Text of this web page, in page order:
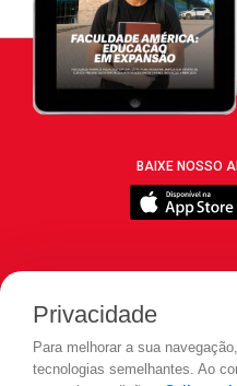
BAIXE NOSSO
Privacidade
Para melhorar a sua
tecnologias semelhantes. Ao